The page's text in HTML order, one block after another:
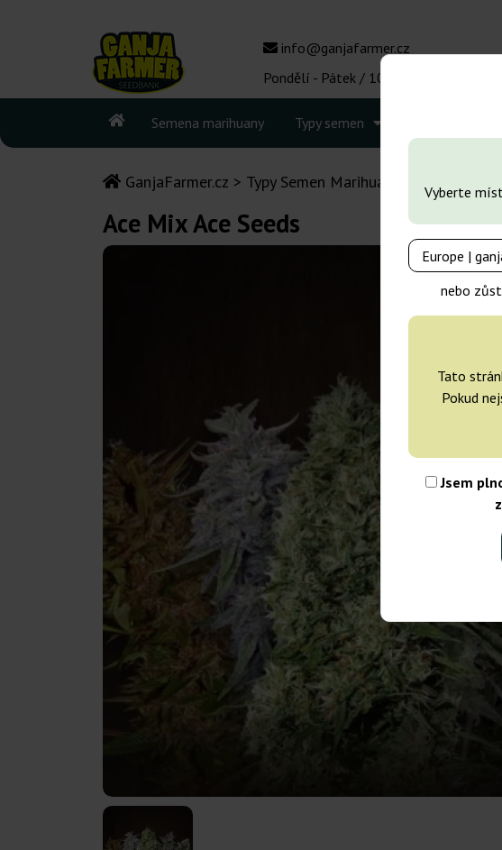
Vyberte
nebo
Tato
Pokud
Jsem
info@ganjafarmer.cz
Pondělí - Pátek / 10:00 - 16:00
Semena marihuany Typy semen
GanjaFarmer.cz Typy Semen Marihuany
Ace Mix Ace Seeds